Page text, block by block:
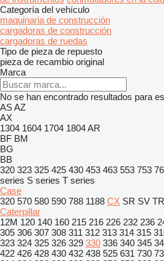
Categoría del vehículo
maquinaria de construcción
cargadoras de construcción
cargadoras de ruedas
Tipo de pieza de repuesto
pieza de recambio original
Marca
No se han encontrado resultados para
ASAZ
AX
1304 1604 1704 1804AR
BF BM
BG
BB
320 323 325 425 430 453 463 553 753
series S series T series
Case
320 570 580 590 788 1188 CX SR SV TR
Caterpillar
12M 120 140 160 215 216 226 232 236
305 306 307 308 311 312 313 314 315
323 324 325 326 329 330 336 340 345
422 426 428 430 432 438 525 631 730